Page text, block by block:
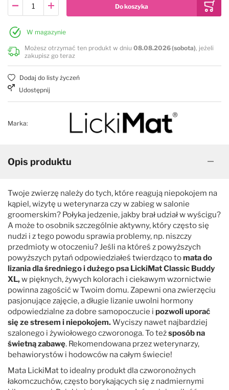
W magazynie
Możesz otrzymać ten produkt w dniu08.08.2026 (sobota), jeżeli
zakupisz go teraz
Dodaj do listy życzeń
Udostępnij
Marka:
Opis produktu
Twoje zwierzę należy do tych, które reagują niepokojem na
kąpiel, wizytę u weterynarza czy w zabieg w salonie
groomerskim? Połyka jedzenie, jakby brał udział w wyścigu?
A może to osobnik szczególnie aktywny, który często się
nudzi i z tego powodu sprawia problemy, np. niszczy
przedmioty w otoczeniu? Jeśli na któreś z powyższych
powyższych pytań odpowiedziałeś twierdząco tomata do
lizania dla średniego i dużego psa LickiMatClassic Buddy
XL,w pięknych, żywych kolorach i ciekawym wzornictwie
powinna zagościć w Twoim domu. Zapewni ona zwierzęciu
pasjonujące zajęcie, a długie lizanie uwolni hormony
odpowiedzialne za dobre samopoczucie i pozwoli uporać
się ze stresem i niepokojem.Wyciszy nawet najbardziej
szalonego i żywiołowego czworonoga. To teżsposób na
świetną zabawę. Rekomendowana przez weterynarzy,
behawiorystów i hodowców na całym świecie!
Mata LickiMat to idealny produkt dla czworonożnych
łakomczuchów, często borykających się z nadmiernymi